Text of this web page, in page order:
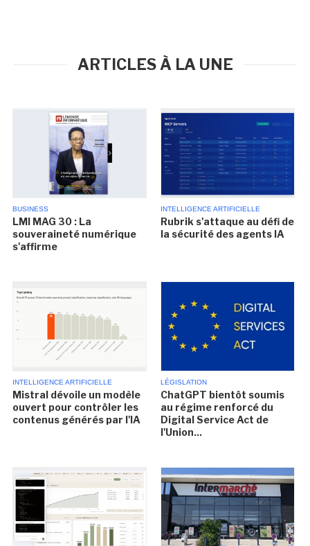
ARTICLES À LA UNE
BUSINESS
LMI MAG 30 : La
souveraineté numérique
s'affirme
INTELLIGENCE ARTIFICIELLE
Rubrik s'attaque au défi de
la sécurité des agents IA
INTELLIGENCE ARTIFICIELLE
Mistral dévoile un modèle
ouvert pour contrôler les
contenus générés par l'IA
LÉGISLATION
ChatGPT bientôt soumis
au régime renforcé du
Digital Service Act de
l'Union...